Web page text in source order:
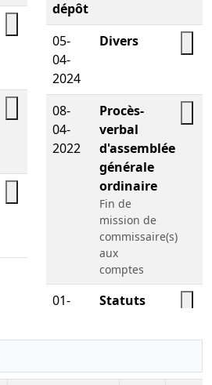
Télécharger le PDF
Télécharger le PDF
Télécharger le PDF
dépôt
05-
04-
2024
Divers
08-
04-
2022
Procès-
verbal
d'assemblée
générale
ordinaire
Fin de
mission de
commissaire(s)
aux
comptes
01-
2022
Statuts
Décision(s)
l'associé